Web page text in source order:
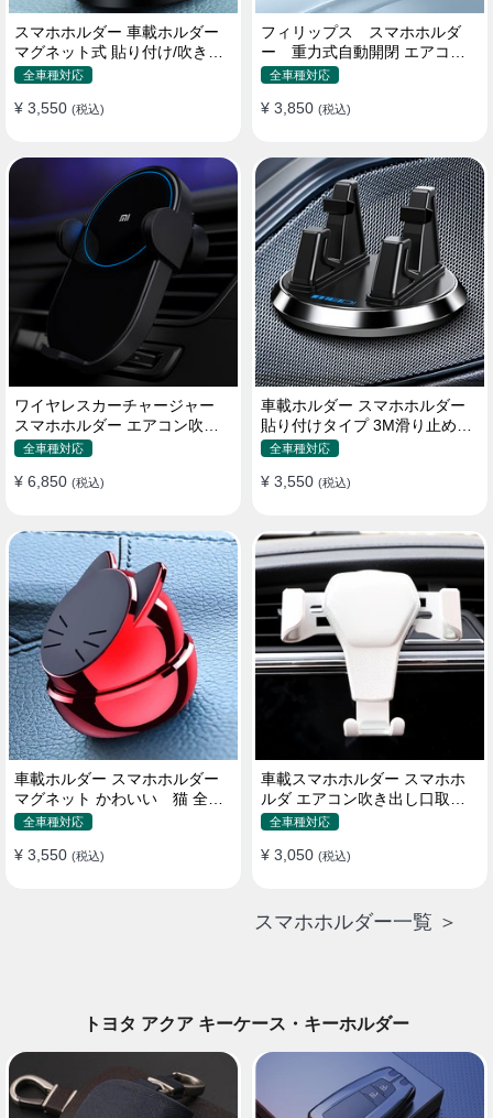
スマホホルダー 車載ホルダー
マグネット式 貼り付け/吹き出
し口 合金 多機種対応
全車種対応
¥ 3,550 (税込)
フィリップス スマホホルダ
ー 重力式自動開閉 エアコン
吹き出し口用 クリップ式 車
全車種対応
¥ 3,850 (税込)
ワイヤレスカーチャージャー
スマホホルダー エアコン吹き
出し口/ 貼り付け
全車種対応
¥ 6,850 (税込)
車載ホルダー スマホホルダー
貼り付けタイプ 3M滑り止めシ
リコンパッド 全機種
全車種対応
¥ 3,550 (税込)
車載ホルダー スマホホルダー
マグネット かわいい 猫 全機
種 片手操作
全車種対応
¥ 3,550 (税込)
車載スマホホルダー スマホホ
ルダ エアコン吹き出し口取り
付け 全機種 可愛い アニメ
全車種対応
¥ 3,050 (税込)
スマホホルダー一覧 ＞
トヨタ アクア キーケース・キーホルダー